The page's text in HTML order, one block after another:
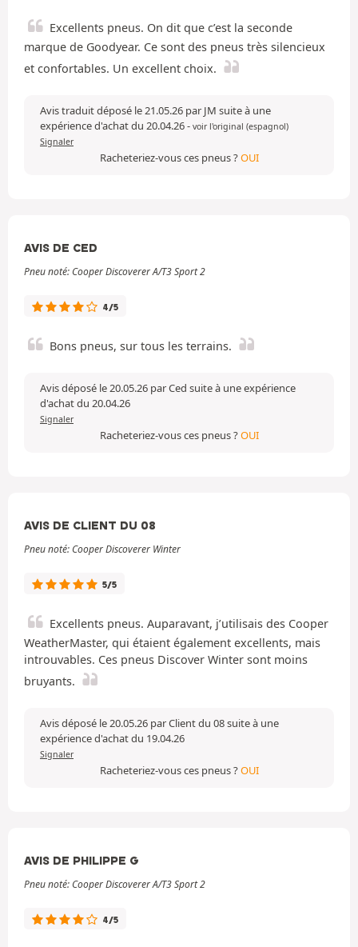
Excellents pneus. On dit que c’est la seconde
marque de Goodyear. Ce sont des pneus très silencieux
et confortables. Un excellent choix.
Avis traduit déposé le 21.05.26 par JM suite à une
expérience d'achat du 20.04.26- voir l'original (espagnol)
Signaler
Racheteriez-vous ces pneus ?OUI
AVIS DE CED
Pneu noté: Cooper Discoverer A/T3 Sport 2
4/5
Bons pneus, sur tous les terrains.
Avis déposé le 20.05.26 par Ced suite à une expérience
d'achat du 20.04.26
Signaler
Racheteriez-vous ces pneus ?OUI
AVIS DE CLIENT DU 08
Pneu noté: Cooper Discoverer Winter
5/5
Excellents pneus. Auparavant, j’utilisais des Cooper
WeatherMaster, qui étaient également excellents, mais
introuvables. Ces pneus Discover Winter sont moins
bruyants.
Avis déposé le 20.05.26 par Client du 08 suite à une
expérience d'achat du 19.04.26
Signaler
Racheteriez-vous ces pneus ?OUI
AVIS DE PHILIPPE G
Pneu noté: Cooper Discoverer A/T3 Sport 2
4/5